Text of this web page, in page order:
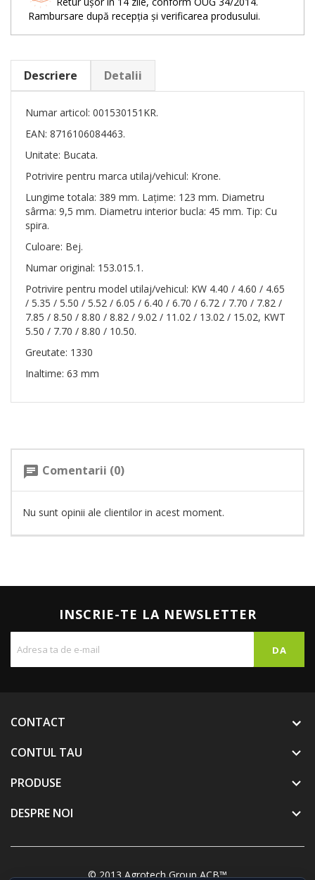
Rambursare după recepția și verificarea produsului.
Descriere Detalii
Numar articol: 001530151KR.
EAN: 8716106084463.
Unitate: Bucata.
Potrivire pentru marca utilaj/vehicul: Krone.
Lungime totala: 389 mm. Lațime: 123 mm. Diametru
sârma: 9,5 mm. Diametru interior bucla: 45 mm. Tip: Cu
spira.
Culoare: Bej.
Numar original: 153.015.1.
Potrivire pentru model utilaj/vehicul: KW 4.40 / 4.60 / 4.65
/ 5.35 / 5.50 / 5.52 / 6.05 / 6.40 / 6.70 / 6.72 / 7.70 / 7.82 /
7.85 / 8.50 / 8.80 / 8.82 / 9.02 / 11.02 / 13.02 / 15.02, KWT
5.50 / 7.70 / 8.80 / 10.50.
Greutate: 1330
Inaltime: 63 mm
chat Comentarii (0)
Nu sunt opinii ale clientilor in acest moment.
INSCRIE-TE LA NEWSLETTER
CONTACT
CONTUL TAU

PRODUSE 
DESPRE NOI 
© 2013 Agrotech Group ACB™